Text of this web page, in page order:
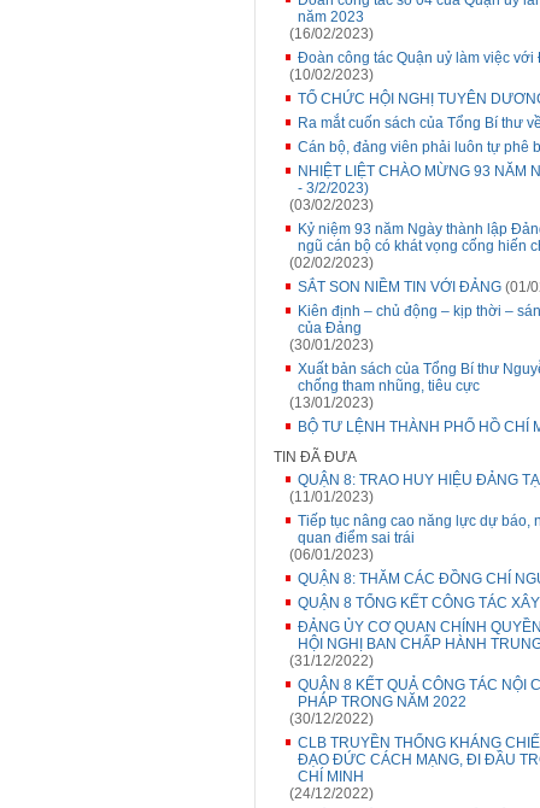
năm 2023
(16/02/2023)
Đoàn công tác Quận uỷ làm việc
(10/02/2023)
TỔ CHỨC HỘI NGHỊ TUYÊN
Ra mắt cuốn sách của Tổng Bí thư
Cán bộ, đảng viên phải luôn tự phê
NHIỆT LIỆT CHÀO MỪNG 93 NĂM
- 3/2/2023)
(03/02/2023)
Kỷ niệm 93 năm Ngày thành lập
ngũ cán bộ có khát vọng cống hiến
(02/02/2023)
SẮT SON NIỀM TIN VỚI ĐẢNG (01/
Kiên định – chủ động – kịp thời –
của Đảng
(30/01/2023)
Xuất bản sách của Tổng Bí thư
chống tham nhũng, tiêu cực
(13/01/2023)
BỘ TƯ LỆNH THÀNH PHỐ HỒ CHÍ
TIN ĐÃ ĐƯA
QUẬN 8: TRAO HUY HIỆU ĐẢNG
(11/01/2023)
Tiếp tục nâng cao năng lực dự báo,
quan điểm sai trái
(06/01/2023)
QUẬN 8: THĂM CÁC ĐỒNG CHÍ
QUẬN 8 TỔNG KẾT CÔNG TÁC
ĐẢNG ỦY CƠ QUAN CHÍNH
HỘI NGHỊ BAN CHẤP HÀNH
(31/12/2022)
QUẬN 8 KẾT QUẢ CÔNG TÁC NỘI
PHÁP TRONG NĂM 2022
(30/12/2022)
CLB TRUYỀN THỐNG KHÁNG
ĐẠO ĐỨC CÁCH MẠNG, ĐI ĐẦU
CHÍ MINH
(24/12/2022)